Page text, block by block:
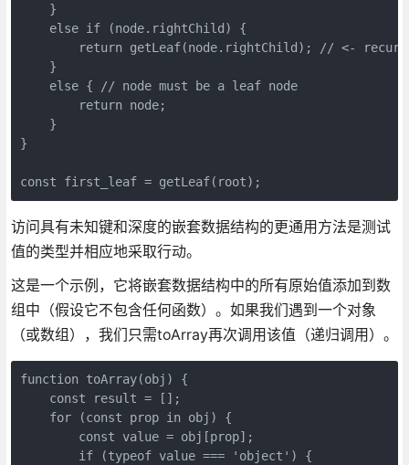
    }
    else if (node.rightChild) {
return getLeaf(node.rightChild); // <-
    }
    else { // node must be a leaf node
        return node;
    }
}
访问具有未知键和深度的嵌套数据结构的更通用方法是测试
值的类型并相应地采取行动。
这是一个示例，它将嵌套数据结构中的所有原始值添加到数
组中（假设它不包含任何函数）。如果我们遇到一个对象
（或数组），我们只需toArray再次调用该值（递归调用）。
function toArray(obj) {
    const result = [];
    for (const prop in obj) {
        const value = obj[prop];
        if (typeof value === 'object') {